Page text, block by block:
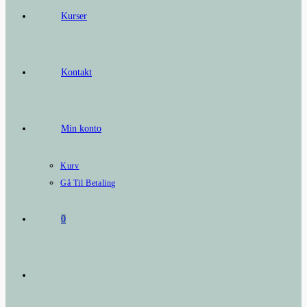
Kurser
Kontakt
Min konto
Kurv
Gå Til Betaling
0